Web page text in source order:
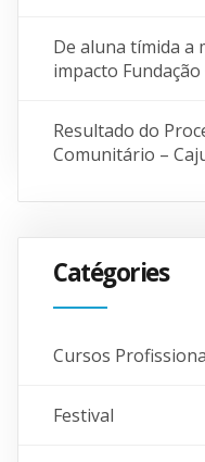
De aluna tímida a
impacto
Resultado do
Comunitário –
Catégories
Cursos
Festival